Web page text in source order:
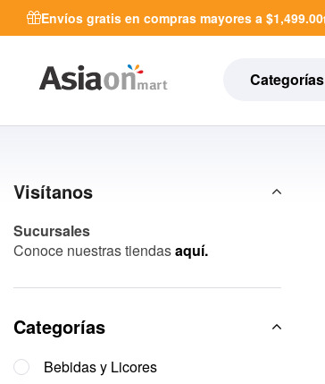
Envíos gratis en compras mayores a $1,499.00
Categorías
Visítanos
Sucursales
Conoce nuestras tiendasaquí.
Categorías
Bebidas y Licores